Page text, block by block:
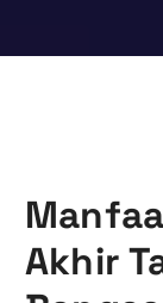
Akhir